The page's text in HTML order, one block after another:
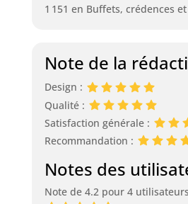
1 151 en Buffets, crédences
Note de la
Design :
Qualité :
Satisfaction générale :
Recommandation :
Notes des
Note de 4.2 pour 4 utilisateurs